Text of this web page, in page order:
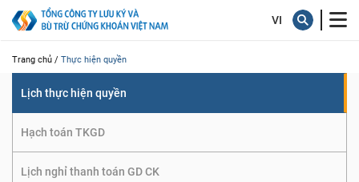
Trang chủ / Thực hiện quyền
Lịch thực hiện quyền
Hạch toán TKGD
Lịch nghỉ thanh toán GD CK